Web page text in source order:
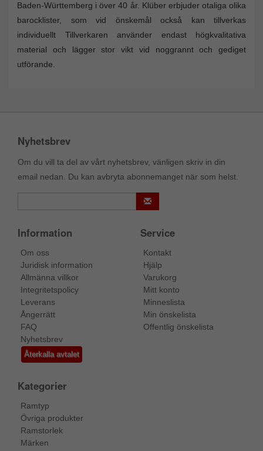
Baden-Württemberg i över 40 år. Klüber erbjuder otaliga olika
barocklister, som vid önskemål också kan tillverkas
individuellt Tillverkaren använder endast högkvalitativa
material och lägger stor vikt vid noggrannt och gediget
utförande.
Nyhetsbrev
Om du vill ta del av vårt nyhetsbrev, vänligen skriv in din
email nedan. Du kan avbryta abonnemanget när som helst.
Information
Om oss
Juridisk information
Allmänna villkor
Integritetspolicy
Leverans
Ångerrätt
FAQ
Nyhetsbrev
Återkalla avtalet
Service
Kontakt
Hjälp
Varukorg
Mitt konto
Minneslista
Min önskelista
Offentlig önskelista
Kategorier
Ramtyp
Övriga produkter
Ramstorlek
Märken